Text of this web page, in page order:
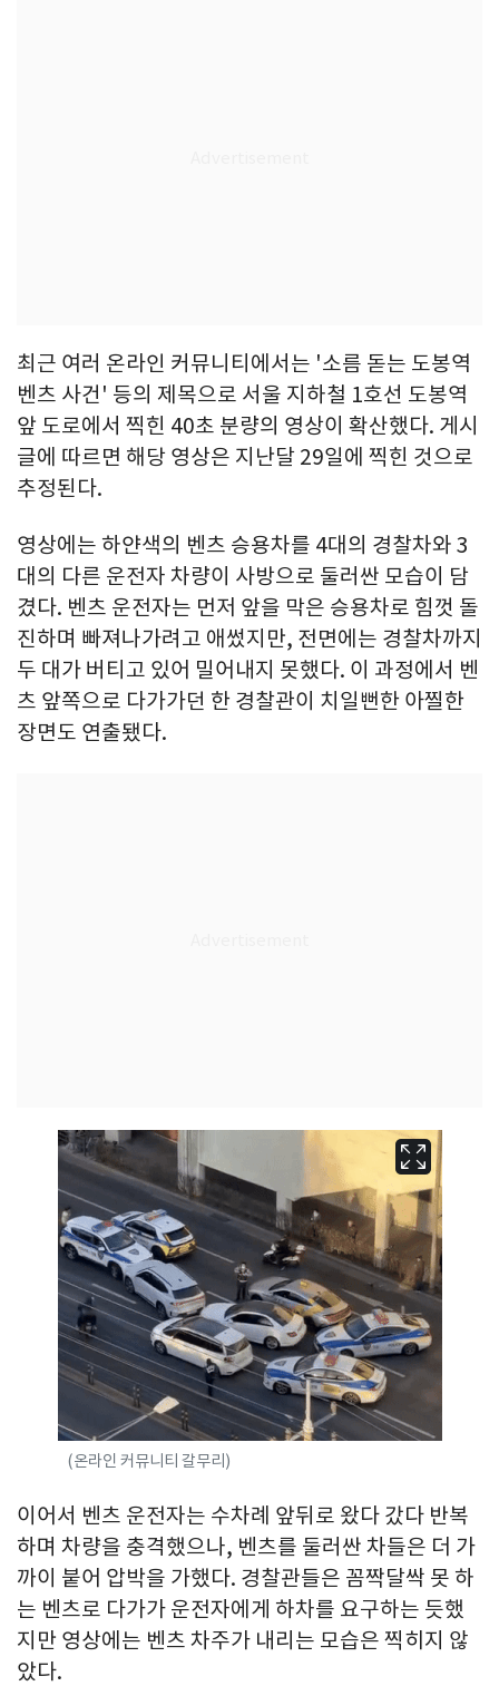
최근 여러 온라인 커뮤니티에서는 '소름 돋는 도봉역
벤츠 사건' 등의 제목으로 서울 지하철 1호선 도봉역
앞 도로에서 찍힌 40초 분량의 영상이 확산했다. 게시
글에 따르면 해당 영상은 지난달 29일에 찍힌 것으로
추정된다.
영상에는 하얀색의 벤츠 승용차를 4대의 경찰차와 3
대의 다른 운전자 차량이 사방으로 둘러싼 모습이 담
겼다. 벤츠 운전자는 먼저 앞을 막은 승용차로 힘껏 돌
진하며 빠져나가려고 애썼지만, 전면에는 경찰차까지
두 대가 버티고 있어 밀어내지 못했다. 이 과정에서 벤
츠 앞쪽으로 다가가던 한 경찰관이 치일뻔한 아찔한
장면도 연출됐다.
(온라인 커뮤니티 갈무리)
이어서 벤츠 운전자는 수차례 앞뒤로 왔다 갔다 반복
하며 차량을 충격했으나, 벤츠를 둘러싼 차들은 더 가
까이 붙어 압박을 가했다. 경찰관들은 꼼짝달싹 못 하
는 벤츠로 다가가 운전자에게 하차를 요구하는 듯했
지만 영상에는 벤츠 차주가 내리는 모습은 찍히지 않
았다.